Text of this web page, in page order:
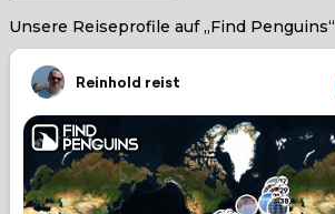
Unsere Reiseprofile auf „Find Penguins“